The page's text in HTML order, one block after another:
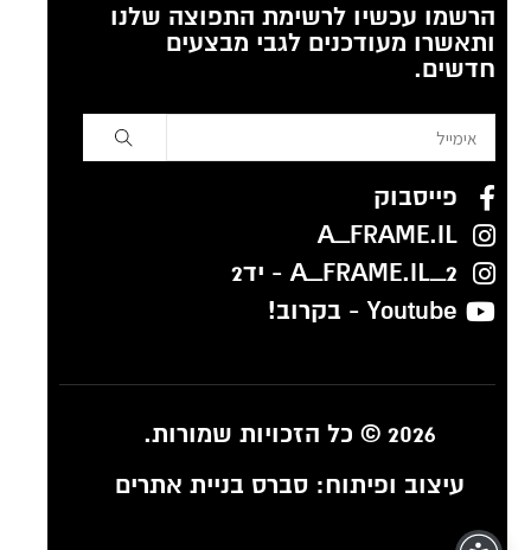
הרשמו עכשיו לרשימת התפוצה שלנו
ותאשרו מעודכנים לגבי מבצעים
חדשים.
פייסבוק
A_FRAME.IL
A_FRAME.IL_2 - יד2
Youtube - בקרוב!
2026 © כל הזכויות שמורות.
עיצוב ופיתוח:סברס בניית אתרים